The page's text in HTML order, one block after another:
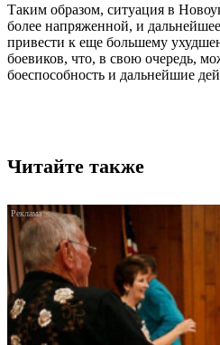
Таким образом, ситуация в
более напряженной, и
привести к еще большему
боевиков, что, в свою очередь,
боеспособность и дальнейшие
Читайте также